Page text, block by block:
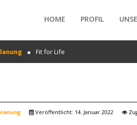
forte/vertex/responsive/
HOME PROFIL
Fit for Life
Veröffentlicht: 14. Januar 2022